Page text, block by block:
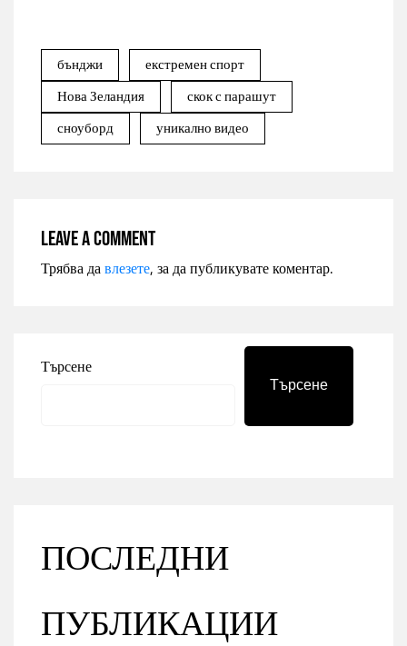
бънджи
екстремен спорт
Нова Зеландия
скок с парашут
сноуборд
уникално видео
Leave a comment
Трябва давлезете, за да публикувате коментар.
Търсене
Търсене
ПОСЛЕДНИ
ПУБЛИКАЦИИ